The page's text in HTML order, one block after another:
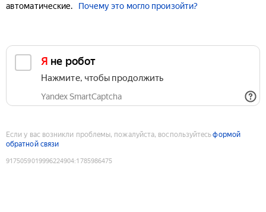
автоматические.
Почему это могло произойти?
Я не робот
Нажмите, чтобы продолжить
Yandex SmartCaptcha
Если у вас возникли проблемы, пожалуйста, воспользуйтесьформой
обратной связи
9175059019996224904:1785986475